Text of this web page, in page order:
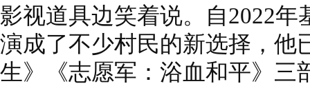
影视道具边笑着说。自2022
演成了不少村民的新选择，他
生》《志愿军：浴血和平》三